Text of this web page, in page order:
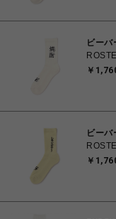
ビーバ
￥
ビーバ
￥